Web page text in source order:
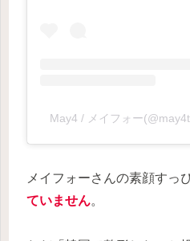
May4 / メイフォー
メイフォーさんの素顔すっ
ていません。